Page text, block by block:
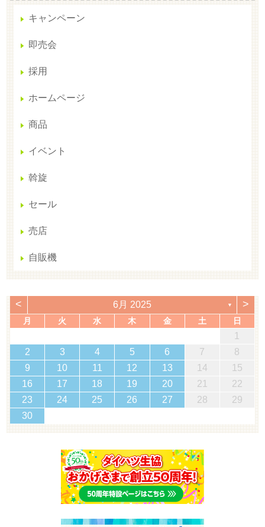
キャンペーン
即売会
採用
ホームページ
商品
イベント
斡旋
セール
売店
自販機
< 6月 2025 ▼ >
月 火 水 木 金 土 日
1
2
3 4 5 6 7
8
9
10 11 12 13 14
15
16
17 18 19 20 21
22
23
24 25 26 27 28
29
30